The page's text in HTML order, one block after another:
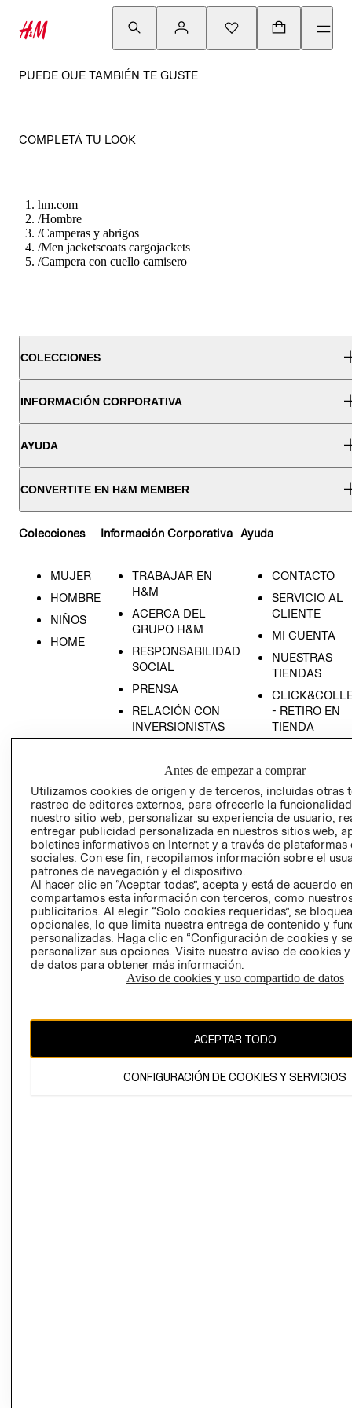
PUEDE QUE TAMBIÉN TE GUSTE
COMPLETÁ TU LOOK
hm.com
/Hombre
/Camperas y abrigos
/Men jacketscoats cargojackets
/Campera con cuello camisero
COLECCIONES
INFORMACIÓN CORPORATIVA
AYUDA
CONVERTITE EN H&M MEMBER
Colecciones
MUJER
HOMBRE
NIÑOS
HOME
Información Corporativa
TRABAJAR EN
H&M
ACERCA DEL
GRUPO H&M
RESPONSABILIDAD
SOCIAL
PRENSA
RELACIÓN CON
INVERSIONISTAS
EMPRESARIAL
Ayuda
CONTACTO
SERVICIO AL
CLIENTE
MI CUENTA
NUESTRAS
TIENDAS
- RETIRO EN
TIENDA
AVISO DE
PRIVACIDAD
GIFT CARD
AVISO DE
COOKIES
Uruguay ($U)
El contenido de esta página web está protegido por copyright y es
propiedad de H&M Hennes & Mauritz AB.
Antes de empezar a comprar
Utilizamos cookies de origen y de terceros, incluidas otras
rastreo de editores externos, para ofrecerle la
nuestro sitio web, personalizar su experiencia de usuario,
entregar publicidad personalizada en nuestros sitios web,
boletines informativos en Internet y a través de plataformas
sociales. Con ese fin, recopilamos información sobre el
patrones de navegación y el dispositivo.
Al hacer clic en “Aceptar todas”, acepta y está de acuerdo
compartamos esta información con terceros, como
publicitarios. Al elegir “Solo cookies requeridas”, se
opcionales, lo que limita nuestra entrega de contenido y
personalizadas. Haga clic en “Configuración de cookies y
personalizar sus opciones. Visite nuestro aviso de cookies
de datos para obtener más información.
Aviso de cookies y uso compartido de datos
ACEPTAR TODO
CONFIGURACIÓN DE COOKIES Y SERVICIOS